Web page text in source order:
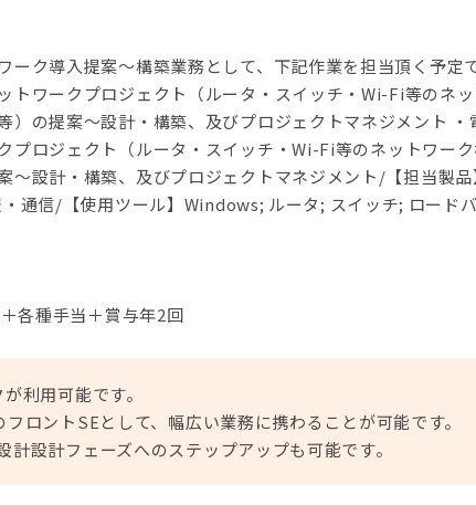
ーク導入提案～構築業務として、下記作業を担当頂く予定で
トワークプロジェクト（ルータ・スイッチ・Wi-Fi等のネ
）の提案～設計・構築、及びプロジェクトマネジメント ・
プロジェクト（ルータ・スイッチ・Wi-Fi等のネットワーク
～設計・構築、及びプロジェクトマネジメント/【担当製
通信/【使用ツール】Windows; ルータ; スイッチ; ロード
各種手当＋賞与年2回
利用可能です。
ロントSEとして、幅広い業務に携わることが可能です。
設計フェーズへのステップアップも可能です。